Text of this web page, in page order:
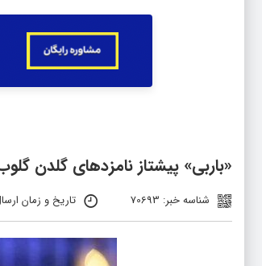
«باربی» پیشتاز نامزدهای گلدن
شناسه خبر: 70693 تاریخ و زمان ارسال: 12 دسامبر 2023